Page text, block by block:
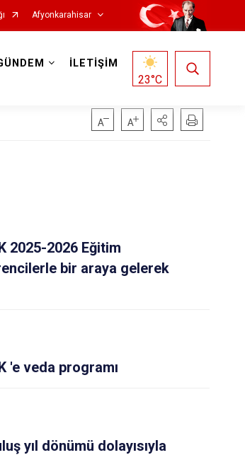
Afyonkarahisar
İscehisar
Kızılören
Sinanpaşa
İLETİŞİM
23°C
2025-2026 Eğitim
bir araya gelerek
'e veda programı
yıl dönümü dolayısıyla